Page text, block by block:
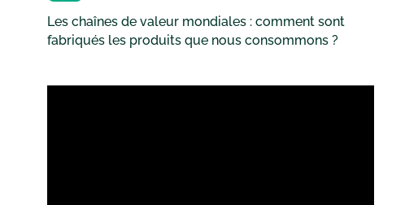
Les chaînes de valeur mondiales : comment sont
fabriqués les produits que nous consommons ?